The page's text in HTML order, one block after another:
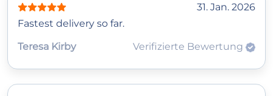
31. Jan. 2026
Fastest delivery so far.
Teresa Kirby
Verifizierte Bewertung